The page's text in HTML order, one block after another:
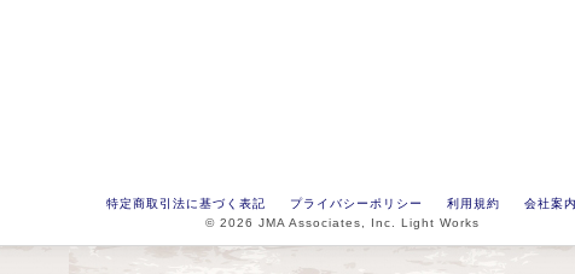
特定商取引法に基づく表記 プライバシーポリシー 利用規約
会社案内
© 2026 JMA Associates, Inc. Light Works